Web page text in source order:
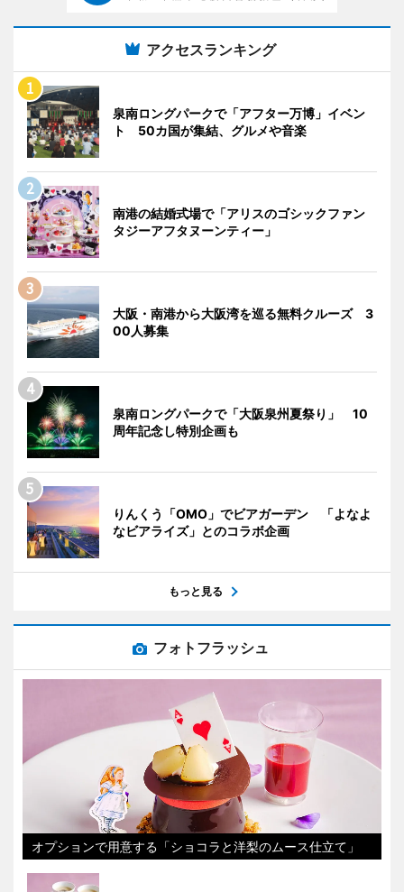
アクセスランキング
泉南ロングパークで「アフター万博」イベン
ト 50カ国が集結、グルメや音楽
南港の結婚式場で「アリスのゴシックファン
タジーアフタヌーンティー」
大阪・南港から大阪湾を巡る無料クルーズ 3
00人募集
泉南ロングパークで「大阪泉州夏祭り」 10
周年記念し特別企画も
りんくう「OMO」でビアガーデン 「よなよ
なビアライズ」とのコラボ企画
もっと見る
フォトフラッシュ
オプションで用意する「ショコラと洋梨のムース仕立て」